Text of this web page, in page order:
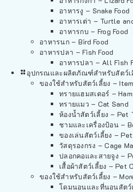
อาหารงู – Snake Food
อาหารเต่า – Turtle
อาหารกบ – Frog Food
อาหารนก – Bird Food
อาหารปลา – Fish Food
อาหารปลา – All Fish
อุปกรณและผลิตภัณฑ์สำหรับสัตว์เ
ของใช้สำหรับสัตว์เลี้ยง –
ทรายแฮมสเตอร์ –
ทรายแมว – Cat Sand
ห้องน้ำสัตว์เลี้ยง – Pet
ชามและเครื่องป้อน –
ของเล่นสัตว์เลี้ยง –
วัสดุรองกรง – Cage
ปลอกคอและสายจูง –
เสื้อผ้าสัตว์เลี้ยง – Pet
ของใช้สำหรับสัตว์เลี้ยง –
โดมนอนและที่นอนสัตว์